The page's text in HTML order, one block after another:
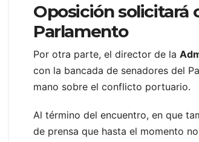
Oposición solicitará
Parlamento
Por otra parte, el director de la
con la bancada de senadores del
mano sobre el conflicto portuario.
Al término del encuentro, en que
de prensa que hasta el momento